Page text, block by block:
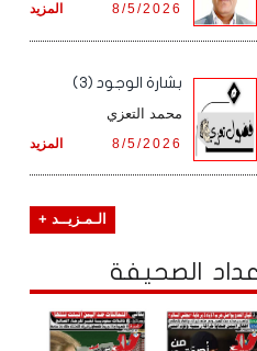
المزيد 8/5/2026
بشارة الوجود (3)
محمد التعزي
المزيد 8/5/2026
الـمـزيــد +
أعداد الصحيفة